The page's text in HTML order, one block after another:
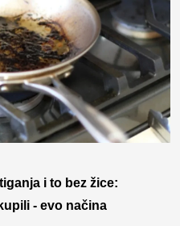
i to bez žice:
- evo načina